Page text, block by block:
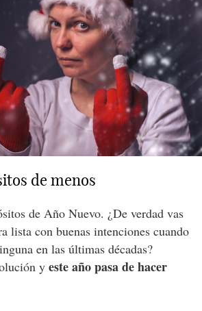
de menos
de Año Nuevo. ¿De verdad vas
lista con buenas intenciones cuando
en las últimas décadas?
y este año pasa de hacer